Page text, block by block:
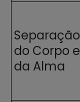
Separação
do Corpo e
da Alma